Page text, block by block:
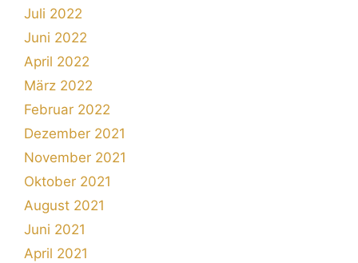
Juli 2022
Juni 2022
April 2022
März 2022
Februar 2022
Dezember 2021
November 2021
Oktober 2021
August 2021
Juni 2021
April 2021